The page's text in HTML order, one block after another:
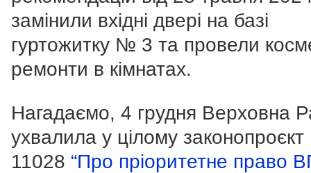
замінили вхідні двері на базі
гуртожитку № 3 та провели
ремонти в кімнатах.
Нагадаємо, 4 грудня Верховна
ухвалила у цілому
11028 “Про пріоритетне право